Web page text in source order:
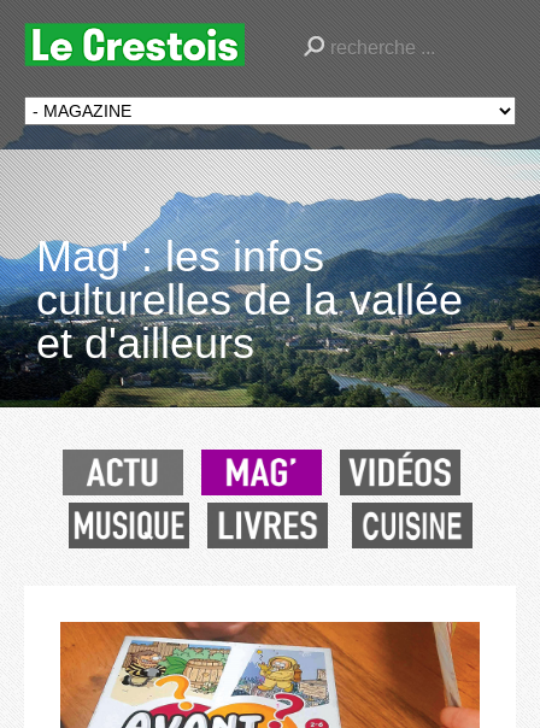
Mag' : les infos
culturelles de la vallée
et d'ailleurs